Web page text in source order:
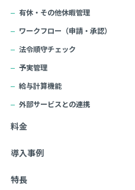
有休・その他休暇管理
ワークフロー（申請・承認）
法令順守チェック
予実管理
給与計算機能
外部サービスとの連携
料金
導入事例
特長